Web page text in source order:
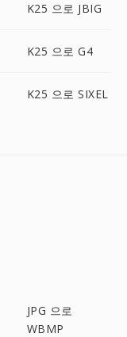
K25 으로 JBIG
K25 으로 G4
K25 으로 SIXEL
JPG 으로
WBMP